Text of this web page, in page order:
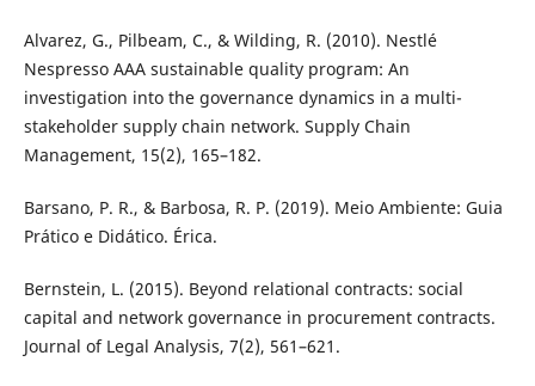
Alvarez, G., Pilbeam, C., & Wilding, R. (2010). Nestlé
Nespresso AAA sustainable quality program: An
investigation into the governance dynamics in a multi-
stakeholder supply chain network. Supply Chain
Management, 15(2), 165–182.
Barsano, P. R., & Barbosa, R. P. (2019). Meio Ambiente: Guia
Prático e Didático. Érica.
Bernstein, L. (2015). Beyond relational contracts: social
capital and network governance in procurement contracts.
Journal of Legal Analysis, 7(2), 561–621.